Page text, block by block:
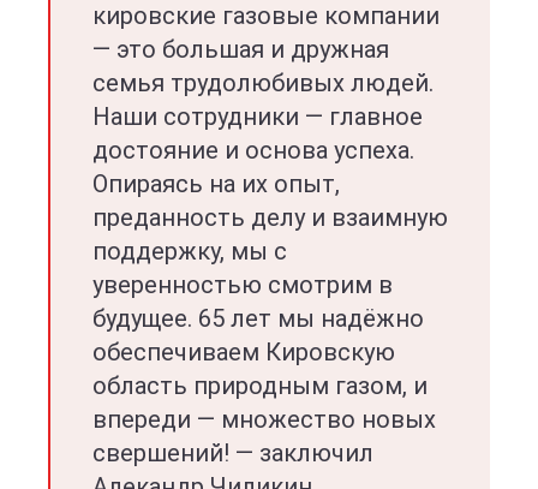
кировские газовые компании
— это большая и дружная
семья трудолюбивых людей.
Наши сотрудники — главное
достояние и основа успеха.
Опираясь на их опыт,
преданность делу и взаимную
поддержку, мы с
уверенностью смотрим в
будущее. 65 лет мы надёжно
обеспечиваем Кировскую
область природным газом, и
впереди — множество новых
свершений! — заключил